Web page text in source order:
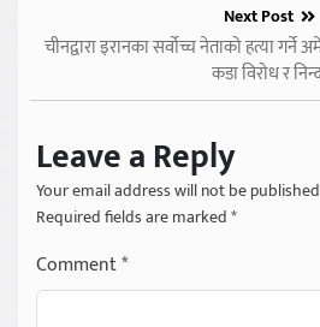
Next Post
चीनद्वारा इरानका सर्वोच्च नेताको हत्या
कडा विरोध र
Leave a Reply
Your email address will not be
Required fields are marked*
Comment*